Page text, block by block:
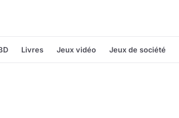
Livres Jeux vidéo Jeux de société